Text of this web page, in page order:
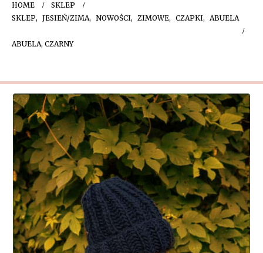
HOME
SKLEP
SKLEP, JESIEŃ/ZIMA, NOWOŚCI, ZIMOWE, CZAPKI, ABUELA
ABUELA, CZARNY